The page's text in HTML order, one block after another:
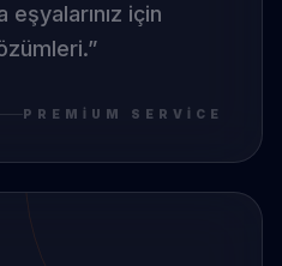
için
”
PREMIUM SERVICE